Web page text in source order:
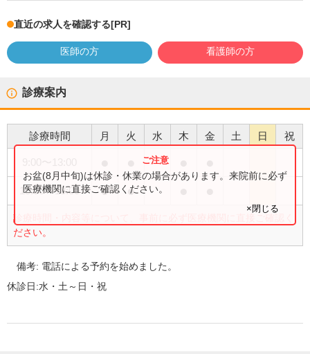
直近の求人を確認する[PR]
医師の方 看護師の方
診療案内
診療時間 月 火 水 木 金 土 日 祝
15:00〜18:00 ● ●
診療時間・内容等について、事前に必ず医療機関に直接ご確認く
ださい。
お盆(8月中旬)は休診・休業の場合があります。来院前に必ず
医療機関に直接ご確認ください。
×閉じる
備考: 電話による予約を始めました。
休診日:水・土～日・祝